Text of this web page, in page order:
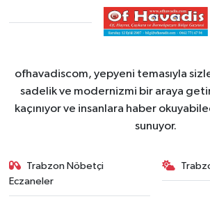
ofhavadiscom, yepyeni temasıyla
sadelik ve modernizmi bir araya
kaçınıyor ve insanlara haber
sunuyor.
Trabzon Nöbetçi
Eczaneler